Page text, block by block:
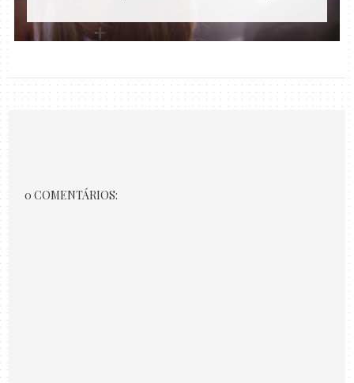
0 COMENTÁRIOS: